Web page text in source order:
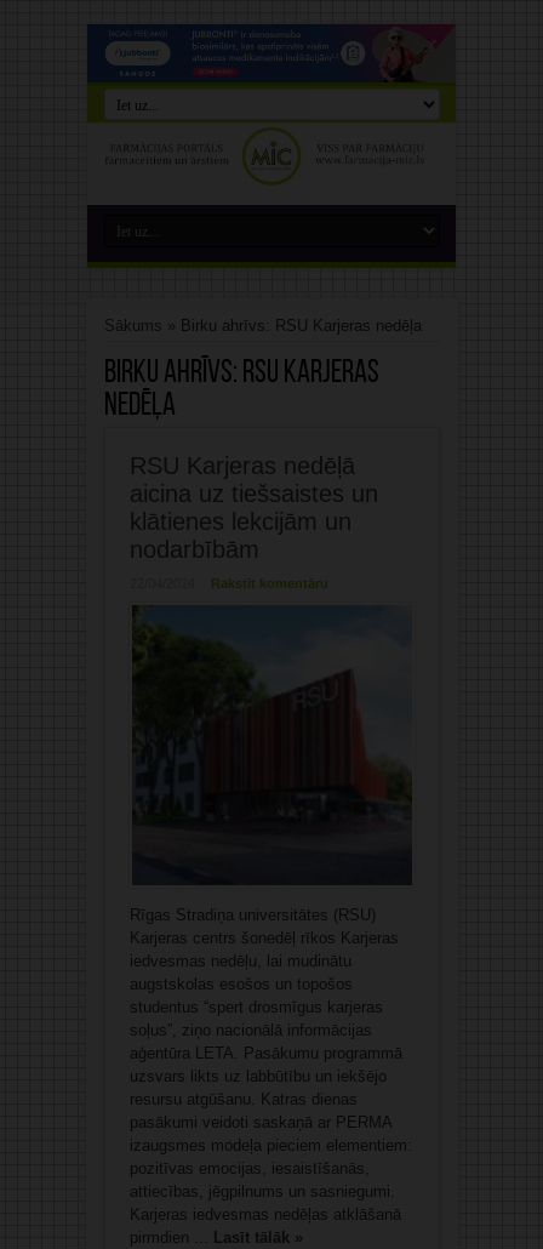
Sākums » Birku ahrīvs: RSU Karjeras nedēļa
Birku ahrīvs: RSU Karjeras
nedēļa
RSU Karjeras nedēļā
aicina uz tiešsaistes un
klātienes lekcijām un
nodarbībām
Rakstīt komentāru
Rīgas Stradiņa universitātes (RSU)
Karjeras centrs šonedēļ rīkos Karjeras
iedvesmas nedēļu, lai mudinātu
augstskolas esošos un topošos
studentus “spert drosmīgus karjeras
soļus”, ziņo nacionālā informācijas
aģentūra LETA. Pasākumu programmā
uzsvars likts uz labbūtību un iekšējo
resursu atgūšanu. Katras dienas
pasākumi veidoti saskaņā ar PERMA
izaugsmes modeļa pieciem elementiem:
pozitīvas emocijas, iesaistīšanās,
attiecības, jēgpilnums un sasniegumi.
Karjeras iedvesmas nedēļas atklāšanā
pirmdien ... Lasīt tālāk »